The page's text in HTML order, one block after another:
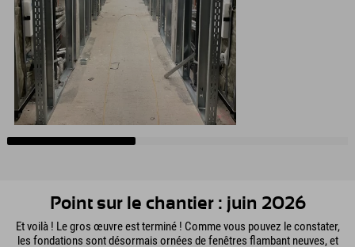
Point sur le chantier : juin 2026
Et voilà ! Le gros œuvre est terminé ! Comme vous pouvez le constater,
les fondations sont désormais ornées de fenêtres flambant neuves, et